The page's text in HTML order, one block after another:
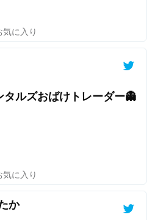
気に入り
ルズおばけトレーダー👻
気に入り
か